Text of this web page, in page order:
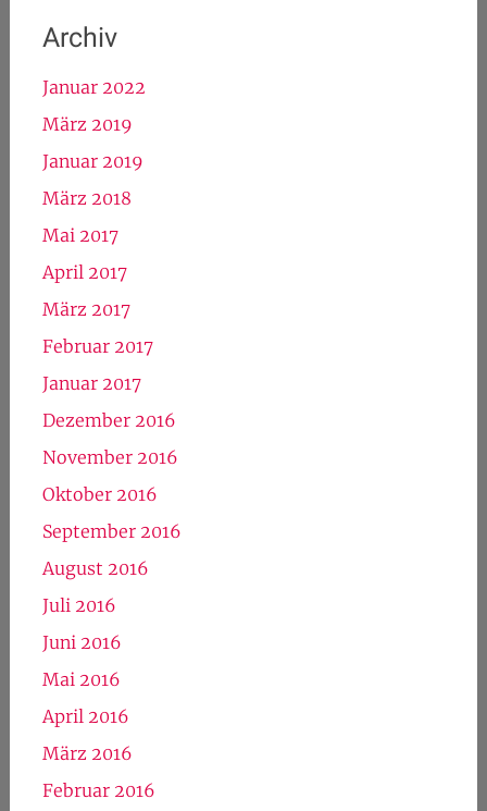
Archiv
Januar 2022
März 2019
Januar 2019
März 2018
Mai 2017
April 2017
März 2017
Februar 2017
Januar 2017
Dezember 2016
November 2016
Oktober 2016
September 2016
August 2016
Juli 2016
Juni 2016
Mai 2016
April 2016
März 2016
Februar 2016